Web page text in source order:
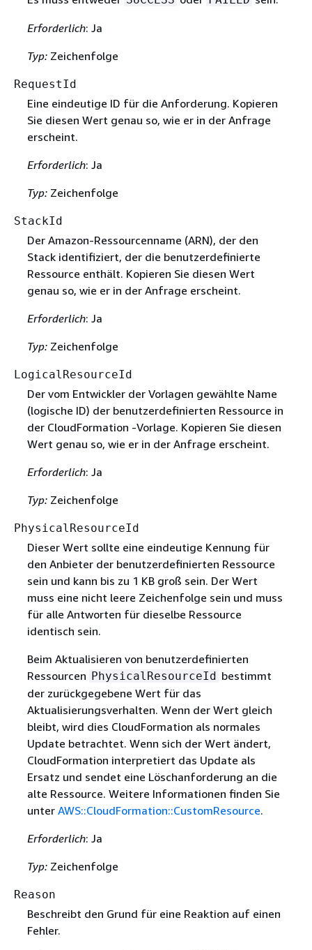
Erforderlich: Ja
Typ:Zeichenfolge
RequestId
Eine eindeutige ID für die Anforderung. Kopieren
Sie diesen Wert genau so, wie er in der Anfrage
erscheint.
Erforderlich: Ja
Typ:Zeichenfolge
StackId
Der Amazon-Ressourcenname (ARN), der den
Stack identifiziert, der die benutzerdefinierte
Ressource enthält. Kopieren Sie diesen Wert
genau so, wie er in der Anfrage erscheint.
Erforderlich: Ja
Typ:Zeichenfolge
LogicalResourceId
Der vom Entwickler der Vorlagen gewählte Name
(logische ID) der benutzerdefinierten Ressource in
der CloudFormation -Vorlage. Kopieren Sie diesen
Wert genau so, wie er in der Anfrage erscheint.
Erforderlich: Ja
Typ:Zeichenfolge
PhysicalResourceId
Dieser Wert sollte eine eindeutige Kennung für
den Anbieter der benutzerdefinierten Ressource
sein und kann bis zu 1 KB groß sein. Der Wert
muss eine nicht leere Zeichenfolge sein und muss
für alle Antworten für dieselbe Ressource
identisch sein.
Beim Aktualisieren von benutzerdefinierten
Ressourcen PhysicalResourceId bestimmt
der zurückgegebene Wert für das
Aktualisierungsverhalten. Wenn der Wert gleich
bleibt, wird dies CloudFormation als normales
Update betrachtet. Wenn sich der Wert ändert,
CloudFormation interpretiert das Update als
Ersatz und sendet eine Löschanforderung an die
alte Ressource. Weitere Informationen finden Sie
unter AWS::CloudFormation::CustomResource.
Erforderlich: Ja
Typ:Zeichenfolge
Reason
Beschreibt den Grund für eine Reaktion auf einen
Fehler.